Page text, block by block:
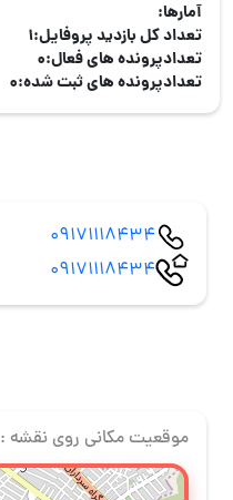
آمارها:
تعداد کل بازدید پروفایل:1
تعدادپرونده های فعال:0
تعدادپرونده های ثبت شده:0
09171118434
09171118434
موقعیت مکانی روی نقشه :